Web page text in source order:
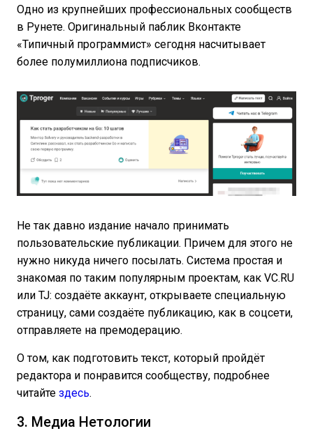
Одно из крупнейших профессиональных сообществ
в Рунете. Оригинальный паблик Вконтакте
«Типичный программист» сегодня насчитывает
более полумиллиона подписчиков.
Не так давно издание начало принимать
пользовательские публикации. Причем для этого не
нужно никуда ничего посылать. Система простая и
знакомая по таким популярным проектам, как VC.RU
или TJ: создаёте аккаунт, открываете специальную
страницу, сами создаёте публикацию, как в соцсети,
отправляете на премодерацию.
О том, как подготовить текст, который пройдёт
редактора и понравится сообществу, подробнее
читайте здесь.
3. Медиа Нетологии